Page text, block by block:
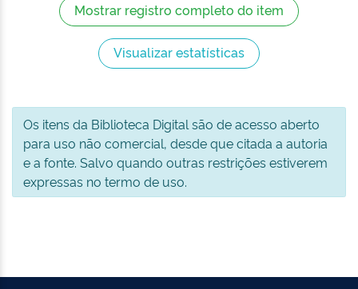
Mostrar registro completo do item
Visualizar estatísticas
Os itens da Biblioteca Digital são de acesso aberto
para uso não comercial, desde que citada a autoria
e a fonte. Salvo quando outras restrições estiverem
expressas no termo de uso.